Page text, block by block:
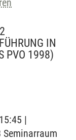
IN
PVO 1998)
|